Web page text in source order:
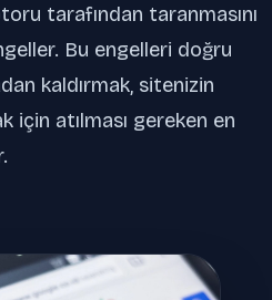
tarafından taranmasını
Bu engelleri doğru
kaldırmak, sitenizin
için atılması gereken en